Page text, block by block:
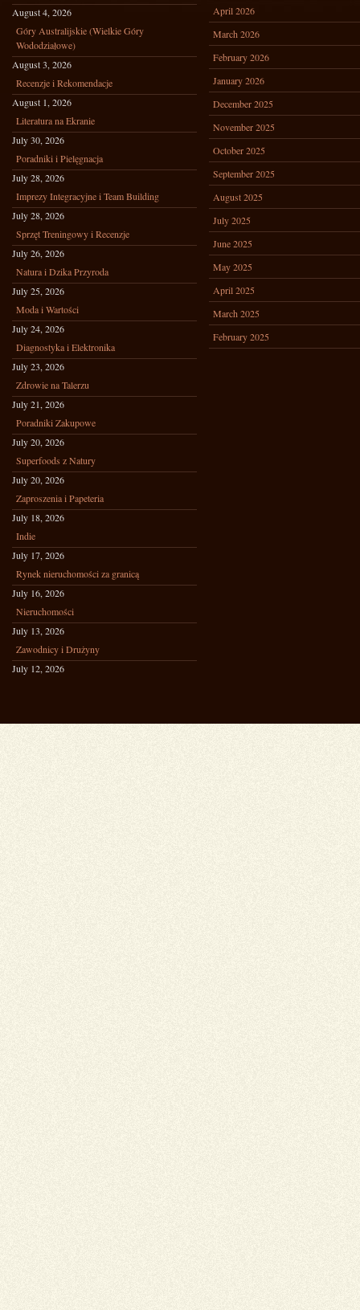
August 4, 2026
Góry Australijskie (Wielkie Góry
Wododziałowe)
August 3, 2026
Recenzje i Rekomendacje
August 1, 2026
Literatura na Ekranie
July 30, 2026
Poradniki i Pielęgnacja
July 28, 2026
Imprezy Integracyjne i Team Building
July 28, 2026
Sprzęt Treningowy i Recenzje
July 26, 2026
Natura i Dzika Przyroda
July 25, 2026
Moda i Wartości
July 24, 2026
Diagnostyka i Elektronika
July 23, 2026
Zdrowie na Talerzu
July 21, 2026
Poradniki Zakupowe
July 20, 2026
Superfoods z Natury
July 20, 2026
Zaproszenia i Papeteria
July 18, 2026
Indie
July 17, 2026
Rynek nieruchomości za granicą
July 16, 2026
Nieruchomości
July 13, 2026
Zawodnicy i Drużyny
July 12, 2026
April 2026
March 2026
February 2026
January 2026
December 2025
November 2025
October 2025
September 2025
August 2025
July 2025
June 2025
May 2025
April 2025
March 2025
February 2025